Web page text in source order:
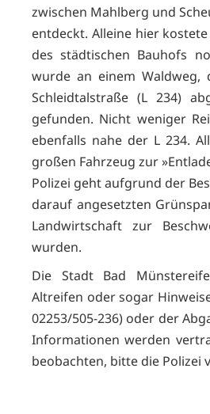
zwischen Mahlberg und
entdeckt. Alleine hier
des städtischen Bauhofs
wurde an einem Waldweg,
Schleidtalstraße (L 234)
gefunden. Nicht weniger
ebenfalls nahe der L 234.
großen Fahrzeug zur
Polizei geht aufgrund der
darauf angesetzten
Landwirtschaft zur
wurden.
Die Stadt Bad
Altreifen oder sogar
02253/505-236) oder der
Informationen werden
beobachten, bitte die Polizei